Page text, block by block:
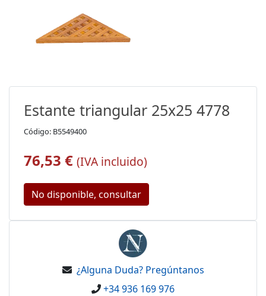
Estante triangular 25x25 4778
Código: B5549400
76,53 € (IVA incluido)
No disponible, consultar
¿Alguna Duda? Pregúntanos
+34 936 169 976